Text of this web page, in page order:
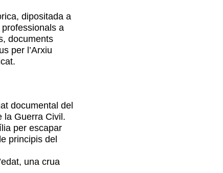
dipositada a
a
documents
per l’Arxiu
documental del
la Guerra Civil.
per escapar
principis del
una crua